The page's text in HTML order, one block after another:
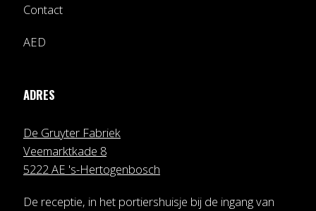
Contact
AED
ADRES
De Gruyter Fabriek
Veemarktkade 8
5222 AE 's-Hertogenbosch
De receptie, in het portiershuisje bij de ingang van